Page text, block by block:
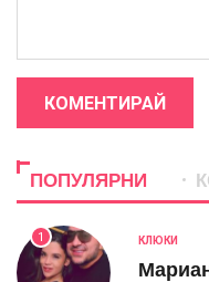
КОМЕНТИРАЙ
ПОПУЛЯРНИ
1 КЛЮКИ